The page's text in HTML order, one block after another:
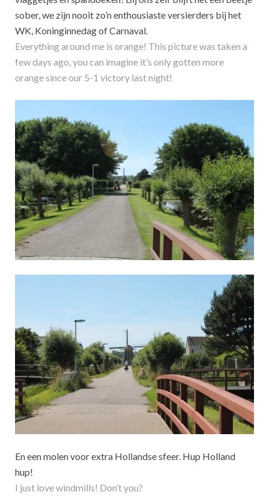
sober, we zijn nooit zo’n enthousiaste versierders bij het
WK, Koninginnedag of Carnaval.
Everything around me is orange! This picture was taken a
few days ago, you can imagine it’s only gotten more
orange since our 5-1 victory last night!
En een molen voor extra Hollandse sfeer. Hup Holland
hup!
I just love windmills! Don’t you?